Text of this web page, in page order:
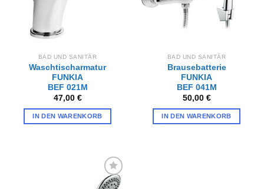
BAD UND SANITÄR
Waschtischarmatur
FUNKIA
BEF 021M
47,00 €
IN DEN WARENKORB
BAD UND SANITÄR
Brausebatterie
FUNKIA
BEF 041M
50,00 €
IN DEN WARENKORB
Zur